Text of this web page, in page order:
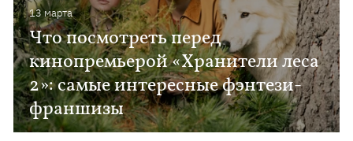
13 марта
Что посмотреть перед
кинопремьерой «Хранители леса
2»: самые интересные фэнтези-
франшизы